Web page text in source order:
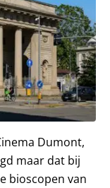
Dumont,
maar dat bij
bioscopen van